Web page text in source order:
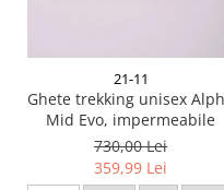
21-11
Ghete trekking unisex
Mid Evo, impermeabile
730,00 Lei
359,99 Lei